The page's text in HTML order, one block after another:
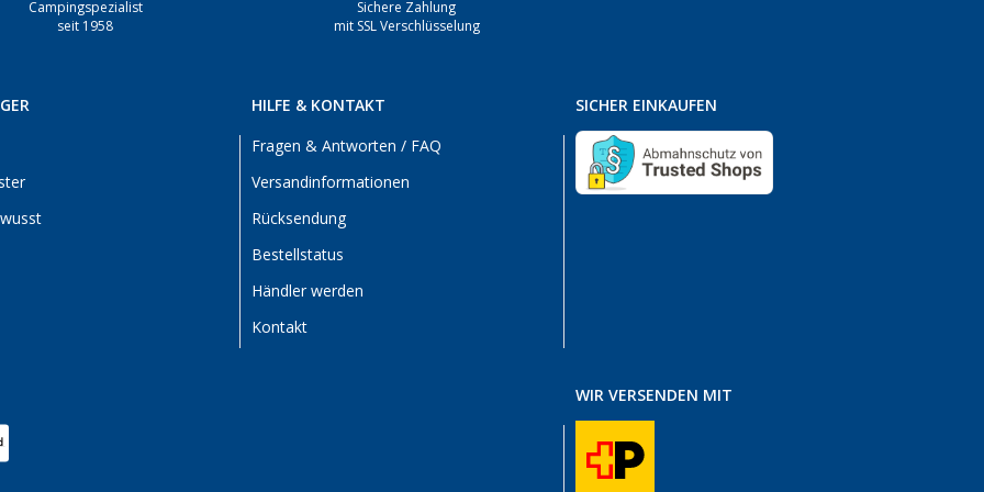
Campingspezialist
seit 1958
Sichere Zahlung
mit SSL Verschlüsselung
HILFE & KONTAKT
Fragen & Antworten / FAQ
Versandinformationen
Rücksendung
Bestellstatus
Händler werden
Kontakt
SICHER EINKAUFEN
WIR VERSENDEN MIT